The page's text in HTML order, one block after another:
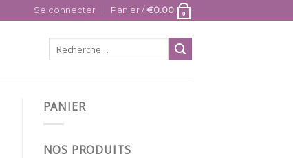
Se connecter Panier / €0.00 0
PANIER
NOS PRODUITS